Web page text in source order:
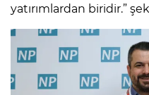
yatırımlardan biridir.”